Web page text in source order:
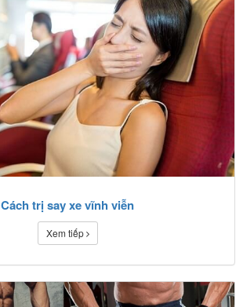
Cách trị say xe vĩnh viễn
Xem tiếp